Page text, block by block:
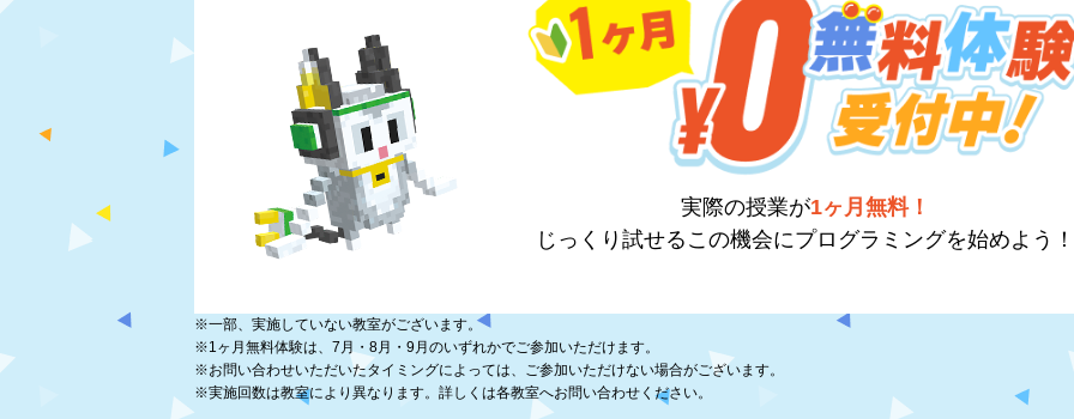
実際の授業が1ヶ月無料！
じっくり試せるこの機会にプログラミングを始めよう！
※一部、実施していない教室がございます。
※1ヶ月無料体験は、7月・8月・9月のいずれかでご参加いただけます。
※お問い合わせいただいたタイミングによっては、ご参加いただけない場合がございます。
※実施回数は教室により異なります。詳しくは各教室へお問い合わせください。